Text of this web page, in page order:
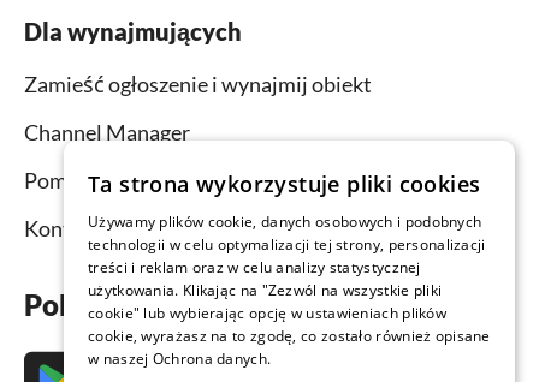
Dla wynajmujących
Zamieść ogłoszenie i wynajmij obiekt
Channel Manager
Pomoc dla wynajmujących
Kontakt
Pobierz aplikację już teraz
Ta strona wykorzystuje pliki cookies
Używamy plików cookie, danych osobowych i podobnych
technologii w celu optymalizacji tej strony, personalizacji
treści i reklam oraz w celu analizy statystycznej
użytkowania. Klikając na "Zezwól na wszystkie pliki
cookie" lub wybierając opcję w ustawieniach plików
cookie, wyrażasz na to zgodę, co zostało również opisane
w naszej Ochrona danych.